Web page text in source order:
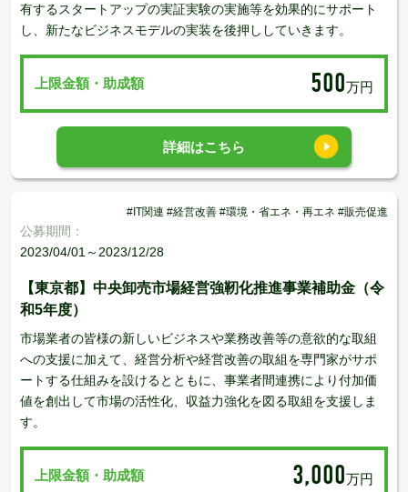
有するスタートアップの実証実験の実施等を効果的にサポート
し、新たなビジネスモデルの実装を後押ししていきます。
上限金額・助成額 500万円
詳細はこちら
#IT関連 #経営改善 #環境・省エネ・再エネ #販売促進
公募期間：
2023/04/01～2023/12/28
【東京都】中央卸売市場経営強靭化推進事業補助金（令
和5年度）
市場業者の皆様の新しいビジネスや業務改善等の意欲的な取組
への支援に加えて、経営分析や経営改善の取組を専門家がサポ
ートする仕組みを設けるとともに、事業者間連携により付加価
値を創出して市場の活性化、収益力強化を図る取組を支援しま
す。
上限金額・助成額 3,000万円